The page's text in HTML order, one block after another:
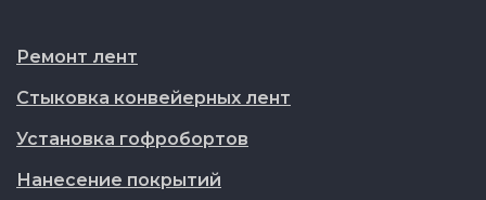
Ремонт лент
Стыковка конвейерных лент
Установка гофробортов
Нанесение покрытий